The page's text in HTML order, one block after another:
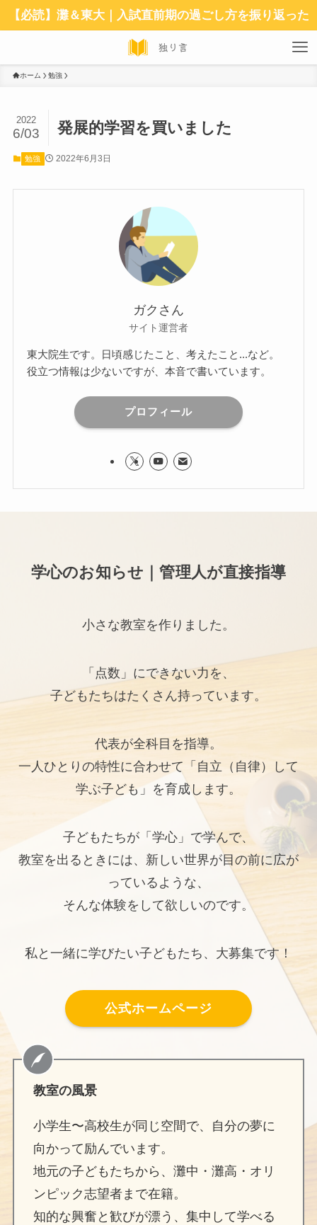
【必読】灘＆東大｜入試直前期の過ごし方を振り返った
ホーム 勉強
発展的学習を買いました
2022
6/03
勉強 2022年6月3日
ガクさん
サイト運営者
東大院生です。日頃感じたこと、考えたこと...など。
役立つ情報は少ないですが、本音で書いています。
プロフィール
学心のお知らせ｜管理人が直接指導
小さな教室を作りました。
「点数」にできない力を、
子どもたちはたくさん持っています。
代表が全科目を指導。
一人ひとりの特性に合わせて「自立（自律）して
学ぶ子ども」を育成します。
子どもたちが「学心」で学んで、
教室を出るときには、新しい世界が目の前に広が
っているような、
そんな体験をして欲しいのです。
私と一緒に学びたい子どもたち、大募集です！
公式ホームページ
教室の風景
小学生〜高校生が同じ空間で、自分の夢に
向かって励んでいます。
地元の子どもたちから、灘中・灘高・オリ
ンピック志望者まで在籍。
知的な興奮と歓びが漂う、集中して学べる